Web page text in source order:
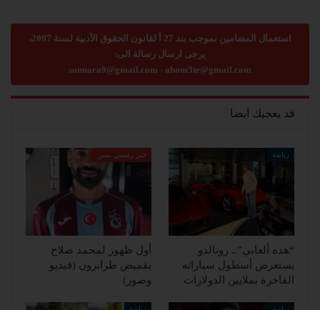
استعمال المضامين بموجب بند 27 أ لقانون الحقوق الأدبية لسنة 2007،
يرجى ارسال رسالة الى:
sonnara9@gmail.com - abom3te@gmail.com
قد يعجبك ايضا
رياضة
“هذه ألعابي”.. رونالدو
يستعرض أسطول سياراته
الفاخرة بملايين الدولارات
خبر رئيسي يمين
أول ظهور لمحمد صلاح
بقميص طرابزون (فيديو
وصور)